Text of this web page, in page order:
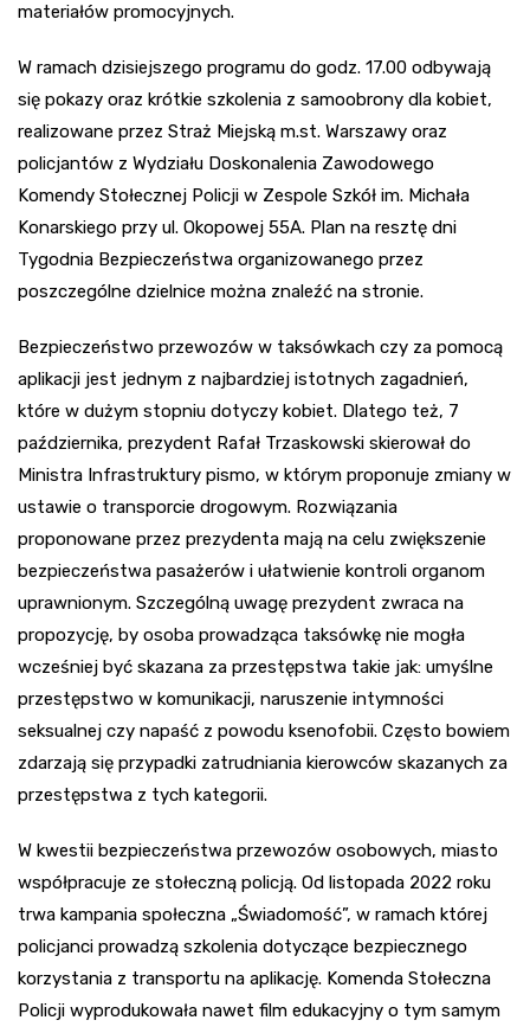
materiałów promocyjnych.
W ramach dzisiejszego programu do godz. 17.00 odbywają
się pokazy oraz krótkie szkolenia z samoobrony dla kobiet,
realizowane przez Straż Miejską m.st. Warszawy oraz
policjantów z Wydziału Doskonalenia Zawodowego
Komendy Stołecznej Policji w Zespole Szkół im. Michała
Konarskiego przy ul. Okopowej 55A. Plan na resztę dni
Tygodnia Bezpieczeństwa organizowanego przez
poszczególne dzielnice można znaleźć na stronie.
Bezpieczeństwo przewozów w taksówkach czy za pomocą
aplikacji jest jednym z najbardziej istotnych zagadnień,
które w dużym stopniu dotyczy kobiet. Dlatego też, 7
października, prezydent Rafał Trzaskowski skierował do
Ministra Infrastruktury pismo, w którym proponuje zmiany w
ustawie o transporcie drogowym. Rozwiązania
proponowane przez prezydenta mają na celu zwiększenie
bezpieczeństwa pasażerów i ułatwienie kontroli organom
uprawnionym. Szczególną uwagę prezydent zwraca na
propozycję, by osoba prowadząca taksówkę nie mogła
wcześniej być skazana za przestępstwa takie jak: umyślne
przestępstwo w komunikacji, naruszenie intymności
seksualnej czy napaść z powodu ksenofobii. Często bowiem
zdarzają się przypadki zatrudniania kierowców skazanych za
przestępstwa z tych kategorii.
W kwestii bezpieczeństwa przewozów osobowych, miasto
współpracuje ze stołeczną policją. Od listopada 2022 roku
trwa kampania społeczna „Świadomość”, w ramach której
policjanci prowadzą szkolenia dotyczące bezpiecznego
korzystania z transportu na aplikację. Komenda Stołeczna
Policji wyprodukowała nawet film edukacyjny o tym samym